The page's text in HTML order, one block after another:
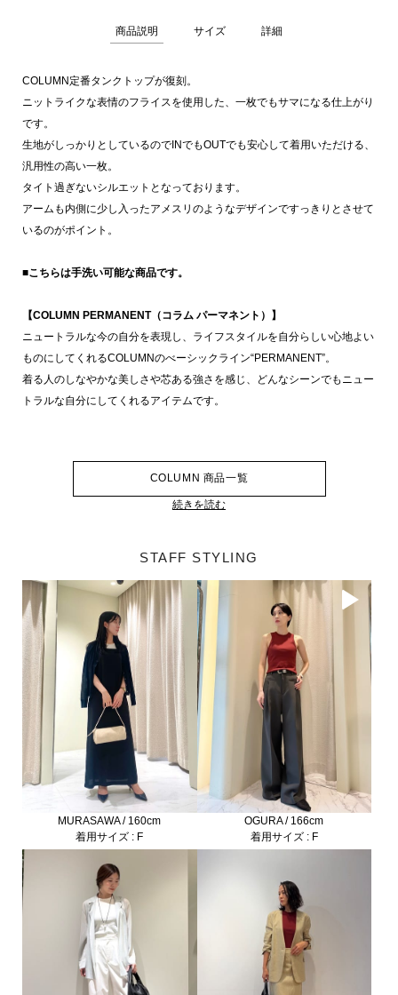
商品説明 サイズ 詳細
COLUMN定番タンクトップが復刻。
ニットライクな表情のフライスを使用した、一枚でもサマになる仕上がり
です。
生地がしっかりとしているのでINでもOUTでも安心して着用いただける、
汎用性の高い一枚。
タイト過ぎないシルエットとなっております。
アームも内側に少し入ったアメスリのようなデザインですっきりとさせて
いるのがポイント。
■こちらは手洗い可能な商品です。
【COLUMN PERMANENT（コラム パーマネント）】
ニュートラルな今の自分を表現し、ライフスタイルを自分らしい心地よい
ものにしてくれるCOLUMNのべーシックライン“PERMANENT”。
着る人のしなやかな美しさや芯ある強さを感じ、どんなシーンでもニュー
トラルな自分にしてくれるアイテムです。
COLUMN 商品一覧
続きを読む
STAFF STYLING
MURASAWA / 160cm
着用サイズ : F
OGURA / 166cm
着用サイズ : F